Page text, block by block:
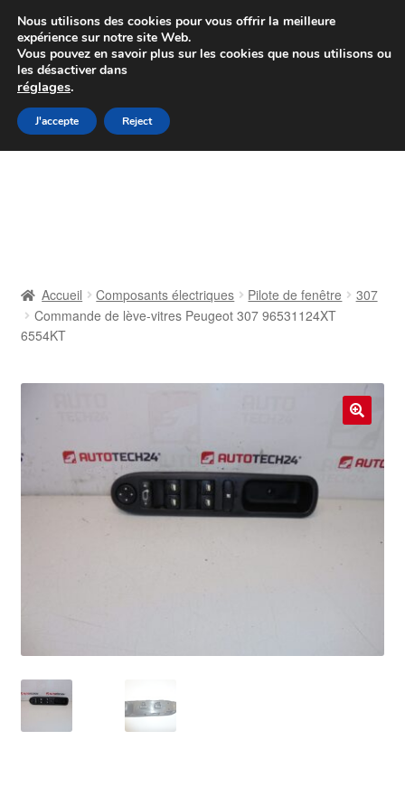
Colissimo livraison à partir de 7 EUR
Du lundi au vendredi de 9 h à 16 h
Aller
à
Aller
au
Contact
Livraison internationale
Mon compte
Politique de confidentialité
Procédure de Réclamation
Accueil Composants électriques Pilote de fenêtre
307
Commande de lève-vitres Peugeot 307 96531124XT
6554KT
Nous utilisons des cookies pour vous offrir la meilleure
expérience sur notre site Web.
Vous pouvez en savoir plus sur les cookies que nous utilisons ou
les désactiver dans
réglages.
J'accepte Reject